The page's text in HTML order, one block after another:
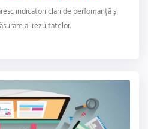
indicatori clari de perfomanță și
al rezultatelor.